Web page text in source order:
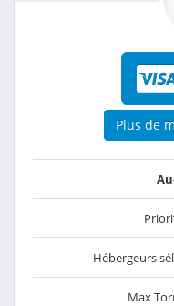
Plus de
Hébergeurs
Max